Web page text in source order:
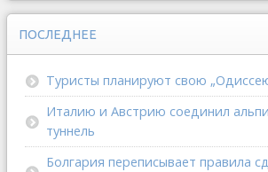
ПОСЛЕДНЕЕ
Туристы планируют свою
Италию и Австрию соединил
туннель
Болгария переписывает правила